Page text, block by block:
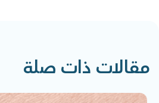
مقالات ذات صلة